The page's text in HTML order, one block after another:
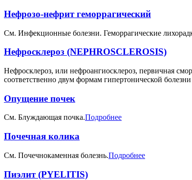
Нефрозо-нефрит геморрагический
См. Инфекционные болезни. Геморрагические
Нефросклероз (NEPHROSCLEROSIS)
Нефросклероз, или нефроангиосклероз, первичная
соответственно двум формам гипертонической
Опущение почек
См. Блуждающая почка.Подробнее
Почечная колика
См. Почечнокаменная болезнь.Подробнее
Пиэлит (PYELITIS)